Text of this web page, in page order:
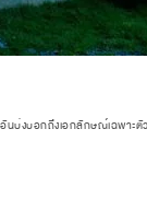
นบ่งบอกถึงเอกลักษณ์เฉพาะ